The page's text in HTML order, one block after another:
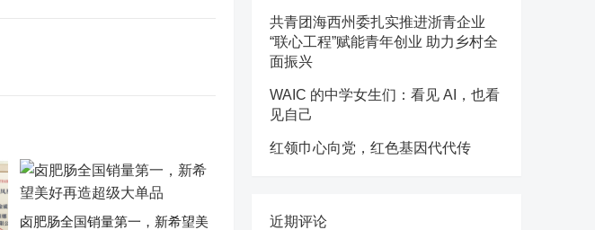
卤肥肠全国销量第一，新希望美
共青团海西州委扎实推进浙青企业
“联心工程”赋能青年创业 助力乡村全
面振兴
WAIC 的中学女生们：看见 AI，也看
见自己
红领巾心向党，红色基因代代传
近期评论